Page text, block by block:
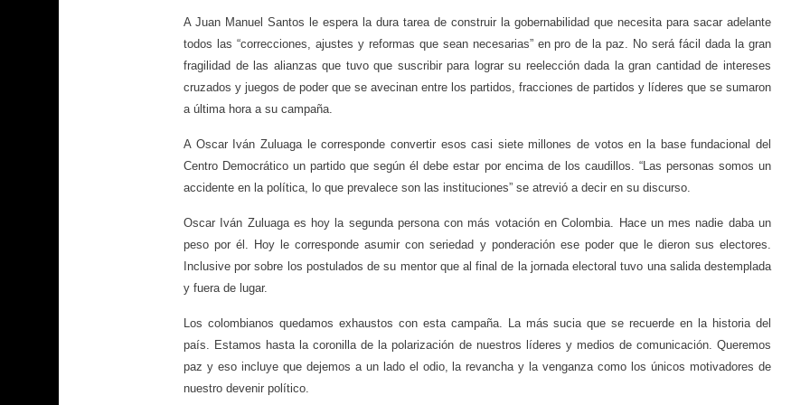
A Juan Manuel Santos le espera la dura tarea de construir la gobernabilidad que necesita para sacar adelante
todos las “correcciones, ajustes y reformas que sean necesarias” en pro de la paz. No será fácil dada la gran
fragilidad de las alianzas que tuvo que suscribir para lograr su reelección dada la gran cantidad de intereses
cruzados y juegos de poder que se avecinan entre los partidos, fracciones de partidos y líderes que se sumaron
a última hora a su campaña.
A Oscar Iván Zuluaga le corresponde convertir esos casi siete millones de votos en la base fundacional del
Centro Democrático un partido que según él debe estar por encima de los caudillos. “Las personas somos un
accidente en la política, lo que prevalece son las instituciones” se atrevió a decir en su discurso.
Oscar Iván Zuluaga es hoy la segunda persona con más votación en Colombia. Hace un mes nadie daba un
peso por él. Hoy le corresponde asumir con seriedad y ponderación ese poder que le dieron sus electores.
Inclusive por sobre los postulados de su mentor que al final de la jornada electoral tuvo una salida destemplada
y fuera de lugar.
Los colombianos quedamos exhaustos con esta campaña. La más sucia que se recuerde en la historia del
país. Estamos hasta la coronilla de la polarización de nuestros líderes y medios de comunicación. Queremos
paz y eso incluye que dejemos a un lado el odio, la revancha y la venganza como los únicos motivadores de
nuestro devenir político.